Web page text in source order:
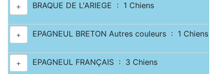
+ BRAQUE DE L'ARIEGE : 1 Chiens
+ EPAGNEUL BRETON Autres couleurs : 1 Chiens
+ EPAGNEUL FRANÇAIS : 3 Chiens